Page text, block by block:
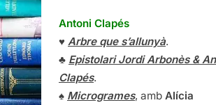
Antoni Clapés
♥ Arbre que s’allunyà.
♣ Epistolari Jordi Arbonès &
Clapés.
♠ Microgrames, amb Alícia